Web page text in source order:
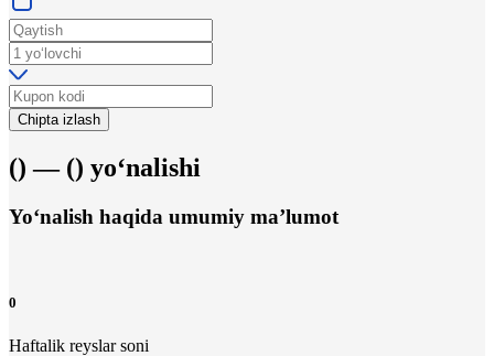
Chipta izlash
() — () yo‘nalishi
Yo‘nalish haqida umumiy ma’lumot
0
Haftalik reyslar soni